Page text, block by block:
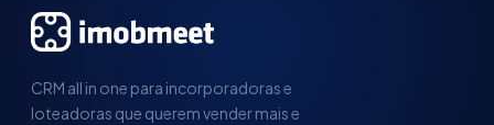
CRM all in one para incorporadoras e
loteadoras que querem vender mais e